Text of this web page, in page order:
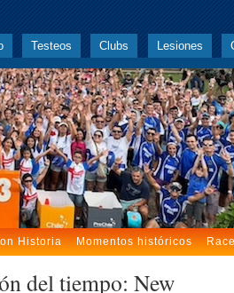
Testeos Clubs Lesiones
Historia Momentos históricos
del tiempo: New